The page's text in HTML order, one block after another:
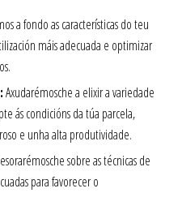
a fondo as características do teu
máis adecuada e optimizar
Axudarémosche a elixir a variedade
ás condicións da túa parcela,
e unha alta produtividade.
sobre as técnicas de
para favorecer o